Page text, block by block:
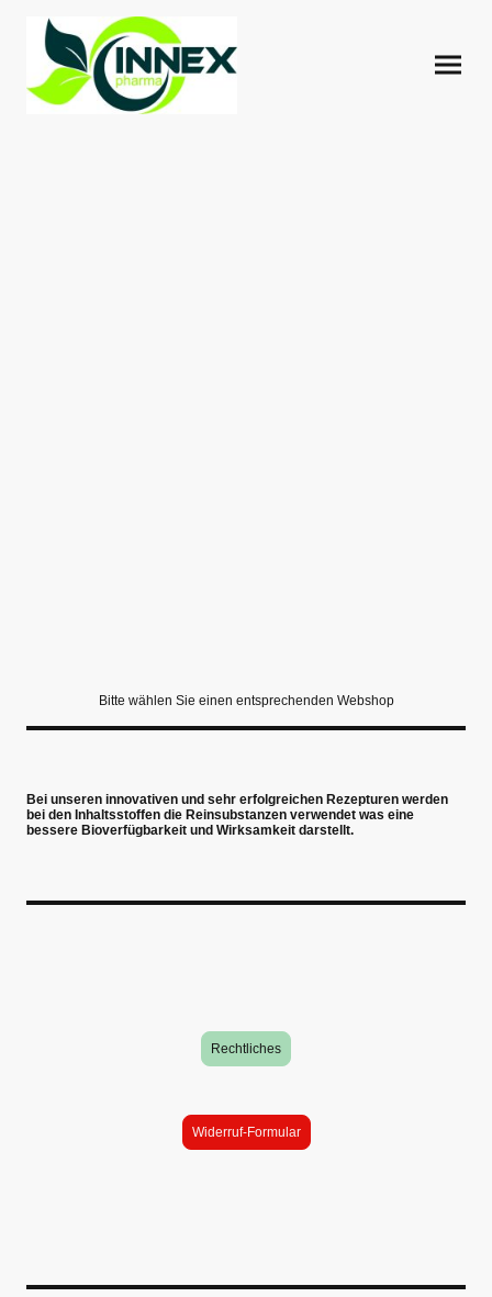
Bitte wählen Sie einen entsprechenden Webshop
Bei unseren innovativen und sehr erfolgreichen Rezepturen werden
bei den Inhaltsstoffen die Reinsubstanzen verwendet was eine
bessere Bioverfügbarkeit und Wirksamkeit darstellt.
Rechtliches
Widerruf-Formular